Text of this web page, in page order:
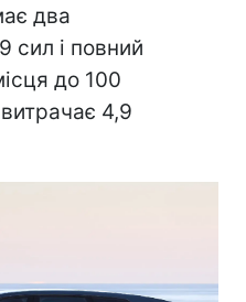
два
сил і повний
до 100
4,9